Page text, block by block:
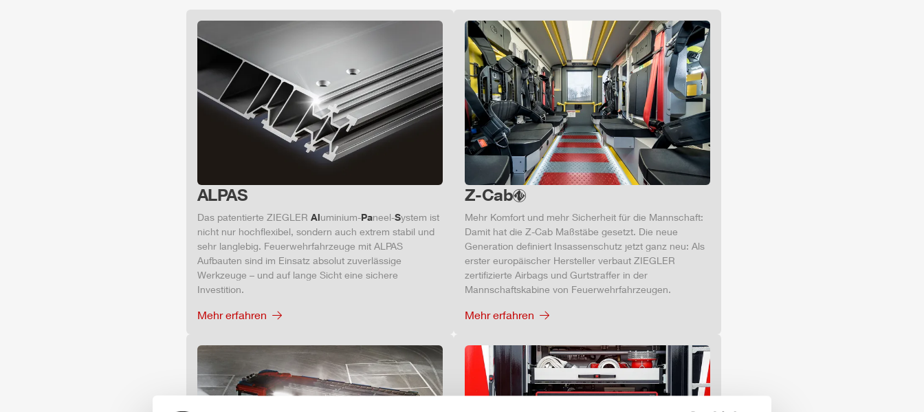
ALPAS
Das patentierte ZIEGLER Aluminium-Paneel-System ist
nicht nur hochflexibel, sondern auch extrem stabil und
sehr langlebig. Feuerwehrfahrzeuge mit ALPAS
Aufbauten sind im Einsatz absolut zuverlässige
Werkzeuge – und auf lange Sicht eine sichere
Investition.
Mehr erfahren
Z-Cab
Mehr Komfort und mehr Sicherheit für die Mannschaft:
Damit hat die Z-CabMaßstäbe gesetzt. Die neue
Generation definiert Insassenschutz jetzt ganz neu: Als
erster europäischer Hersteller verbaut ZIEGLER
zertifizierte Airbags und Gurtstraffer in der
Mannschaftskabine von Feuerwehrfahrzeugen.
Mehr erfahren